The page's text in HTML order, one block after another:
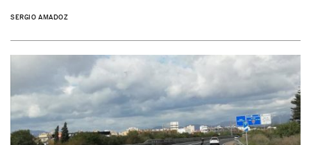
SERGIO AMADOZ